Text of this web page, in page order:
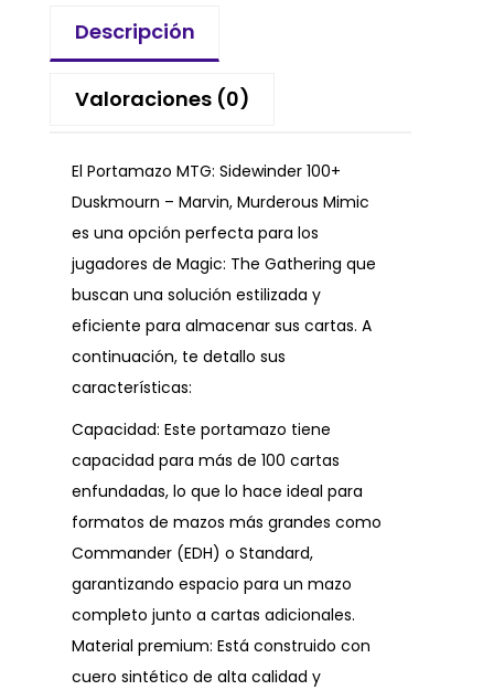
Descripción
Valoraciones (0)
El Portamazo MTG: Sidewinder 100+
Duskmourn – Marvin, Murderous Mimic
es una opción perfecta para los
jugadores de Magic: The Gathering que
buscan una solución estilizada y
eficiente para almacenar sus cartas. A
continuación, te detallo sus
características:
Capacidad: Este portamazo tiene
capacidad para más de 100 cartas
enfundadas, lo que lo hace ideal para
formatos de mazos más grandes como
Commander (EDH) o Standard,
garantizando espacio para un mazo
completo junto a cartas adicionales.
Material premium: Está construido con
cuero sintético de alta calidad y